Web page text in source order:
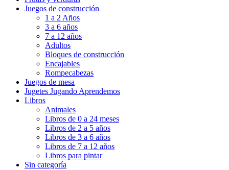
Juegos de construcción
1 a 2 Años
3 a 6 años
7 a 12 años
Adultos
Bloques de construcción
Encajables
Rompecabezas
Juegos de mesa
Jugetes Jugando Aprendemos
Libros
Animales
Libros de 0 a 24 meses
Libros de 2 a 5 años
Libros de 3 a 6 años
Libros de 7 a 12 años
Libros para pintar
Sin categoría